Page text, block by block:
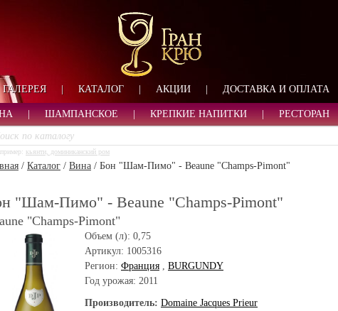
ЛОГИН
ЗАПОМНИТЬ МЕНЯ
ЗАБЫЛИ ПАРОЛЬ?
ВАШЕ ИМЯ:
ТЕЛЕФОН:
ИМЯ
ГАЛЕРЕЯ | КАТАЛОГ АКЦИИ ДОСТАВКА И ОПЛАТА
ШАМПАНСКОЕ КРЕПКИЕ НАПИТКИ РЕСТОРАН
кьянти, доминиканский ром
/ Каталог / Вина / Бон "Шам-Пимо" - Beaune "Champs-Pimont"
"Шам-Пимо" - Beaune "Champs-Pimont"
"Champs-Pimont"
Объем (л): 0,75
Артикул: 1005316
Регион: Франция , BURGUNDY
Год урожая: 2011
Производитель: Domaine Jacques Prieur